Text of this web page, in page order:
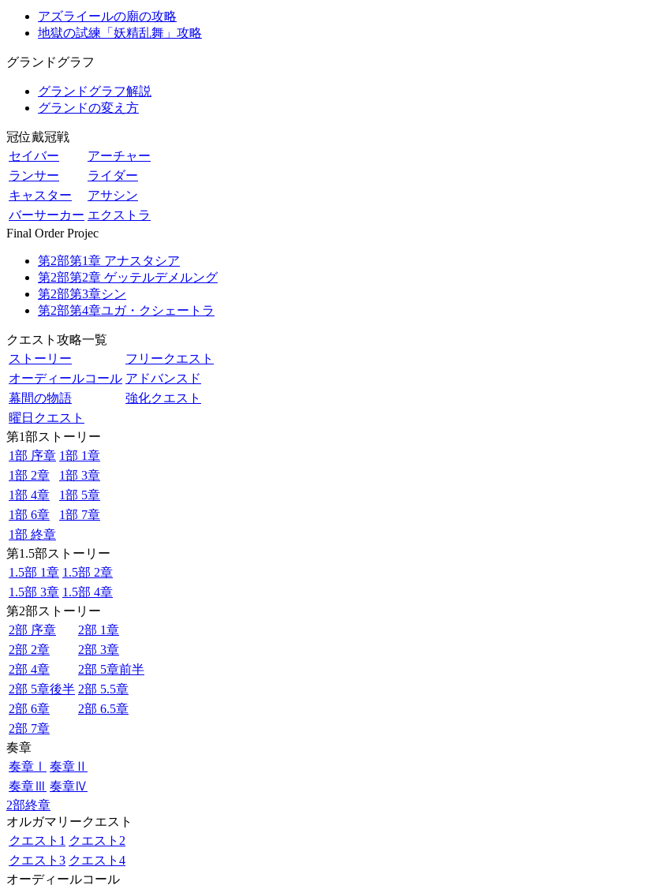
アズライールの廟の攻略
地獄の試練「妖精乱舞」攻略
グランドグラフ
グランドグラフ解説
グランドの変え方
冠位戴冠戦
セイバー
アーチャー
ランサー
ライダー
キャスター
アサシン
バーサーカー エクストラ
Final Order Projec
第2部第1章 アナスタシア
第2部第2章 ゲッテルデメルング
第2部第3章シン
第2部第4章ユガ・クシェートラ
クエスト攻略一覧
ストーリー
フリークエスト
オーディールコール アドバンスド
幕間の物語
強化クエスト
曜日クエスト
第1部ストーリー
1部 序章 1部 1章
1部 2章
1部 3章
1部 4章
1部 5章
1部 6章
1部 7章
1部 終章
第1.5部ストーリー
1.5部 1章 1.5部 2章
1.5部 3章 1.5部 4章
第2部ストーリー
2部 序章
2部 1章
2部 2章
2部 3章
2部 4章
2部 5章前半
2部 5章後半 2部 5.5章
2部 6章
2部 6.5章
2部 7章
奏章
奏章Ⅰ
奏章Ⅱ
奏章Ⅲ 奏章Ⅳ
2部終章
オルガマリークエスト
クエスト1 クエスト2
クエスト3 クエスト4
オーディールコール